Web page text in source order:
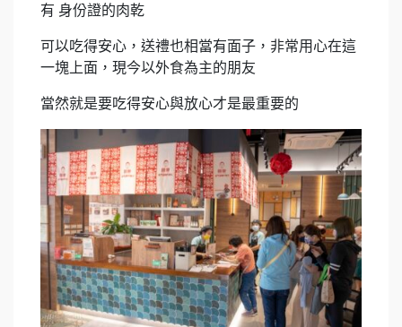
有 身份證的肉乾
可以吃得安心，送禮也相當有面子，非常用心在這
一塊上面，現今以外食為主的朋友
當然就是要吃得安心與放心才是最重要的